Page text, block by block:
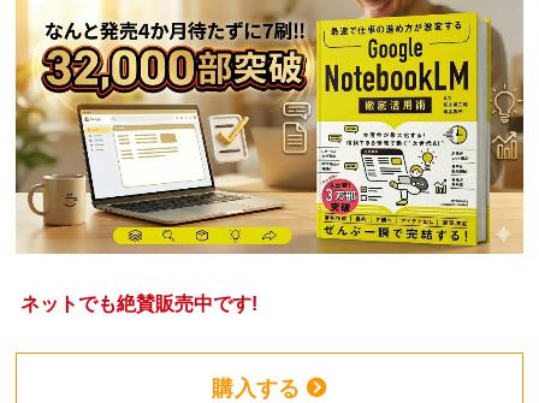
ネットでも絶賛販売中です!
購入する